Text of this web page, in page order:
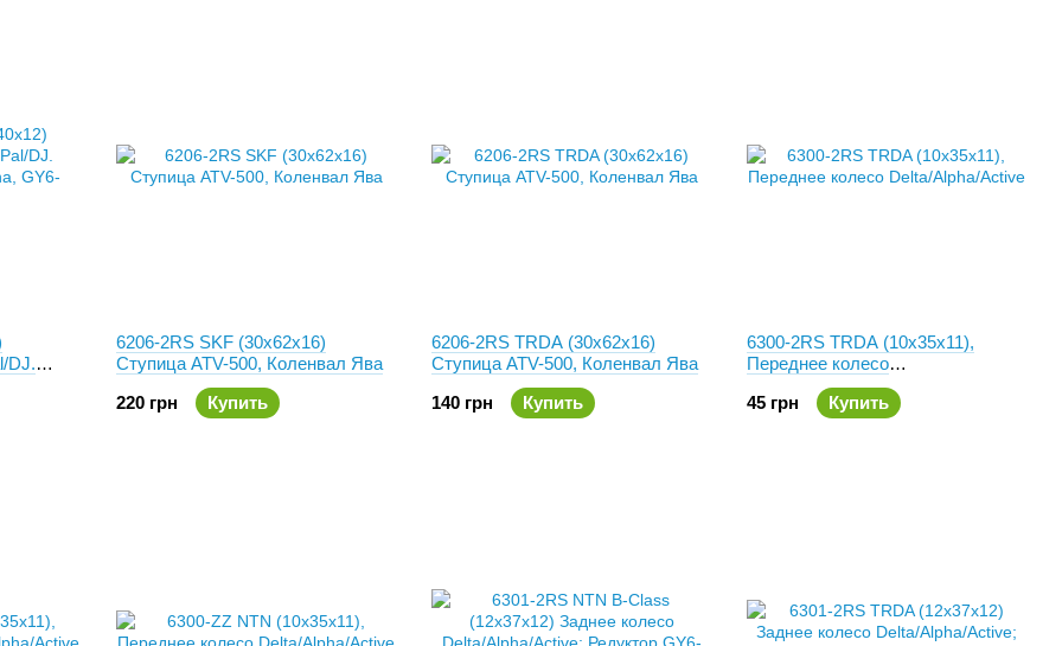
DJ.
GY6-
6206-2RS SKF (30x62x16)
Ступица ATV-500, Коленвал Ява
220 грн
Купить
6206-2RS TRDA (30x62x16)
Ступица ATV-500, Коленвал Ява
140 грн
Купить
6300-2RS TRDA (10x35x11),
Переднее колесо
Delta/Alpha/Active
45 грн
Купить